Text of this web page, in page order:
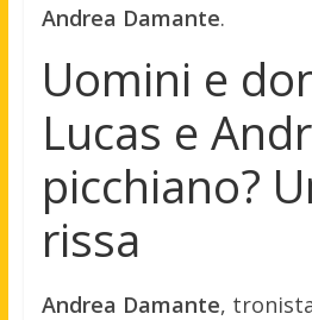
Andrea Damante.
Uomini e
Lucas e
picchiano?
rissa
Andrea Damante,